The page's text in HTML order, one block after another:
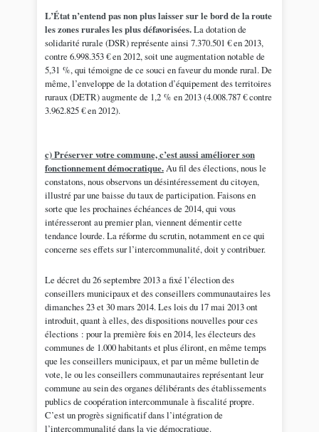
L’État n’entend pas non plus laisser sur le bord de la route
les zones rurales les plus défavorisées.La dotation de
solidarité rurale (DSR) représente ainsi 7.370.501 € en 2013,
contre 6.998.353 € en 2012, soit une augmentation notable de
5,31 %, qui témoigne de ce souci en faveur du monde rural. De
même, l’enveloppe de la dotation d’équipement des territoires
ruraux (DETR) augmente de 1,2 % en 2013 (4.008.787 € contre
3.962.825 € en 2012).
c) Préserver votre commune, c’est aussi améliorer son
fonctionnement démocratique.Au fil des élections, nous le
constatons, nous observons un désintéressement du citoyen,
illustré par une baisse du taux de participation. Faisons en
sorte que les prochaines échéances de 2014, qui vous
intéresseront au premier plan, viennent démentir cette
tendance lourde. La réforme du scrutin, notamment en ce qui
concerne ses effets sur l’intercommunalité, doit y contribuer.
Le décret du 26 septembre 2013 a fixé l’élection des
conseillers municipaux et des conseillers communautaires les
dimanches 23 et 30 mars 2014. Les lois du 17 mai 2013 ont
introduit, quant à elles, des dispositions nouvelles pour ces
élections : pour la première fois en 2014, les électeurs des
communes de 1.000 habitants et plus éliront, en même temps
que les conseillers municipaux, et par un même bulletin de
vote, le ou les conseillers communautaires représentant leur
commune au sein des organes délibérants des établissements
publics de coopération intercommunale à fiscalité propre.
C’est un progrès significatif dans l’intégration de
l’intercommunalité dans la vie démocratique.